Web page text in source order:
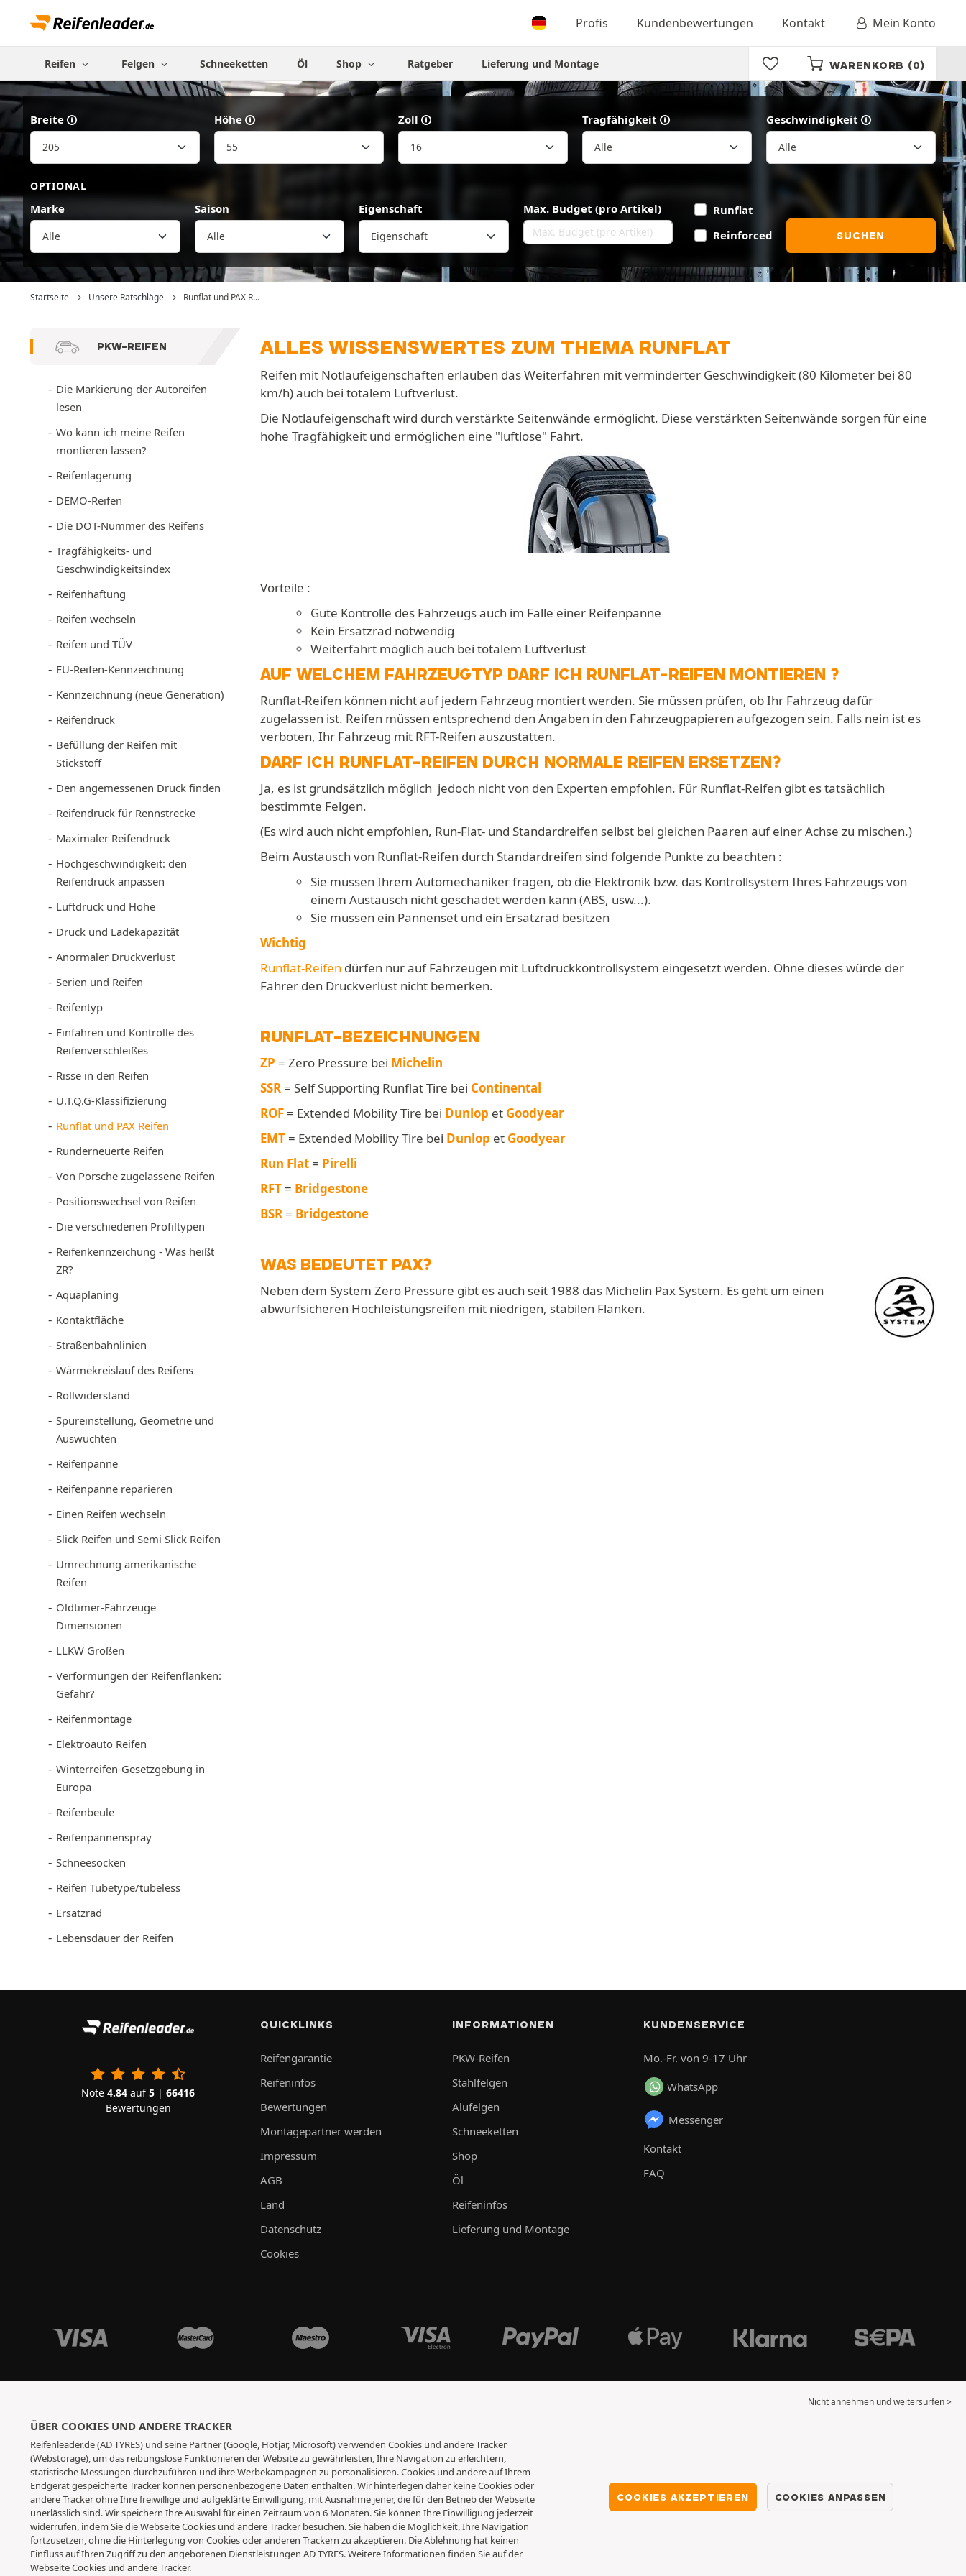
Profis Kundenbewertungen Kontakt Mein Konto
Reifen Felgen Schneeketten Öl Shop Ratgeber Lieferung und Montage WARENKORB (0)
Breite Höhe Zoll Tragfähigkeit Geschwindigkeit
OPTIONAL
Marke
Alle
Saison Eigenschaft
Eigenschaft
Max. Budget (pro Artikel)
Runflat
Reinforced
SUCHEN
Startseite Unsere Ratschläge Runflat und PAX R...
PKW-REIFEN
Die Markierung der Autoreifen
lesen
Wo kann ich meine Reifen
montieren lassen?
Reifenlagerung
DEMO-Reifen
Die DOT-Nummer des Reifens
Tragfähigkeits- und
Geschwindigkeitsindex
Reifenhaftung
Reifen wechseln
Reifen und TÜV
EU-Reifen-Kennzeichnung
Kennzeichnung (neue Generation)
Reifendruck
Befüllung der Reifen mit
Stickstoff
Den angemessenen Druck finden
Reifendruck für Rennstrecke
Maximaler Reifendruck
Hochgeschwindigkeit: den
Reifendruck anpassen
Luftdruck und Höhe
Druck und Ladekapazität
Anormaler Druckverlust
Serien und Reifen
Reifentyp
Einfahren und Kontrolle des
Reifenverschleißes
Risse in den Reifen
U.T.Q.G-Klassifizierung
Runflat und PAX Reifen
Runderneuerte Reifen
Von Porsche zugelassene Reifen
Positionswechsel von Reifen
Die verschiedenen Profiltypen
Reifenkennzeichung - Was heißt
ZR?
Aquaplaning
Kontaktfläche
Straßenbahnlinien
Wärmekreislauf des Reifens
Rollwiderstand
Spureinstellung, Geometrie und
Auswuchten
Reifenpanne
Reifenpanne reparieren
Einen Reifen wechseln
Slick Reifen und Semi Slick Reifen
Umrechnung amerikanische
Reifen
Oldtimer-Fahrzeuge
Dimensionen
LLKW Größen
Verformungen der Reifenflanken:
Gefahr?
Reifenmontage
Elektroauto Reifen
Winterreifen-Gesetzgebung in
Europa
Reifenbeule
Reifenpannenspray
Schneesocken
Reifen Tubetype/tubeless
Ersatzrad
Lebensdauer der Reifen
ALLES WISSENSWERTES ZUM THEMA RUNFLAT
Reifen mit Notlaufeigenschaften erlauben das Weiterfahren mit verminderter Geschwindigkeit (80 Kilometer bei 80
km/h) auch bei totalem Luftverlust.
Die Notlaufeigenschaft wird durch verstärkte Seitenwände ermöglicht. Diese verstärkten Seitenwände sorgen für eine
hohe Tragfähigkeit und ermöglichen eine "luftlose" Fahrt.
Vorteile :
Gute Kontrolle des Fahrzeugs auch im Falle einer Reifenpanne
Kein Ersatzrad notwendig
Weiterfahrt möglich auch bei totalem Luftverlust
AUF WELCHEM FAHRZEUGTYP DARF ICH RUNFLAT-REIFEN MONTIEREN ?
Runflat-Reifen können nicht auf jedem Fahrzeug montiert werden. Sie müssen prüfen, ob Ihr Fahrzeug dafür
zugelassen ist. Reifen müssen entsprechend den Angaben in den Fahrzeugpapieren aufgezogen sein. Falls nein ist es
verboten, Ihr Fahrzeug mit RFT-Reifen auszustatten.
DARF ICH RUNFLAT-REIFEN DURCH NORMALE REIFEN ERSETZEN?
Ja, es ist grundsätzlich möglich  jedoch nicht von den Experten empfohlen. Für Runflat-Reifen gibt es tatsächlich
bestimmte Felgen.
(Es wird auch nicht empfohlen, Run-Flat- und Standardreifen selbst bei gleichen Paaren auf einer Achse zu mischen.)
Beim Austausch von Runflat-Reifen durch Standardreifen sind folgende Punkte zu beachten :
Sie müssen Ihrem Automechaniker fragen, ob die Elektronik bzw. das Kontrollsystem Ihres Fahrzeugs von
einem Austausch nicht geschadet werden kann (ABS, usw...).
Sie müssen ein Pannenset und ein Ersatzrad besitzen
Wichtig
Runflat-Reifen dürfen nur auf Fahrzeugen mit Luftdruckkontrollsystem eingesetzt werden. Ohne dieses würde der
Fahrer den Druckverlust nicht bemerken.
RUNFLAT-BEZEICHNUNGEN
ZP = Zero Pressure bei Michelin
SSR = Self Supporting Runflat Tire bei Continental
ROF = Extended Mobility Tire bei Dunlop et Goodyear
EMT = Extended Mobility Tire bei Dunlop et Goodyear
Run Flat = Pirelli
RFT = Bridgestone
BSR = Bridgestone
WAS BEDEUTET PAX?
Neben dem System Zero Pressure gibt es auch seit 1988 das Michelin Pax System. Es geht um einen
abwurfsicheren Hochleistungsreifen mit niedrigen, stabilen Flanken.
Note 4.84 auf5 | 66416
Bewertungen
QUICKLINKS
Reifengarantie
Reifeninfos
Bewertungen
Montagepartner werden
Impressum
AGB
Land
Datenschutz
Cookies
INFORMATIONEN
PKW-Reifen
Stahlfelgen
Alufelgen
Schneeketten
Shop
Öl
Reifeninfos
Lieferung und Montage
KUNDENSERVICE
Mo.-Fr. von 9-17 Uhr
WhatsApp
Messenger
Kontakt
FAQ
Nicht annehmen und weitersurfen >
ÜBER COOKIES UND ANDERE TRACKER
Reifenleader.de (AD TYRES) und seine Partner (Google, Hotjar, Microsoft) verwenden Cookies und andere Tracker
(Webstorage), um das reibungslose Funktionieren der Website zu gewährleisten, Ihre Navigation zu erleichtern,
statistische Messungen durchzuführen und ihre Werbekampagnen zu personalisieren. Cookies und andere auf Ihrem
Endgerät gespeicherte Tracker können personenbezogene Daten enthalten. Wir hinterlegen daher keine Cookies oder
andere Tracker ohne Ihre freiwillige und aufgeklärte Einwilligung, mit Ausnahme jener, die für den Betrieb der Webseite
unerlässlich sind. Wir speichern Ihre Auswahl für einen Zeitraum von 6 Monaten. Sie können Ihre Einwilligung jederzeit
widerrufen, indem Sie die WebseiteCookies und andere Tracker besuchen. Sie haben die Möglichkeit, Ihre Navigation
fortzusetzen, ohne die Hinterlegung von Cookies oder anderen Trackern zu akzeptieren. Die Ablehnung hat keinen
Einfluss auf Ihren Zugriff zu den angebotenen Dienstleistungen AD TYRES. Weitere Informationen finden Sie auf der
Webseite Cookies und andere Tracker.
COOKIES AKZEPTIEREN COOKIES ANPASSEN